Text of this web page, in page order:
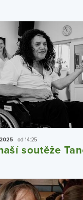
2025 od 14:25
soutěže